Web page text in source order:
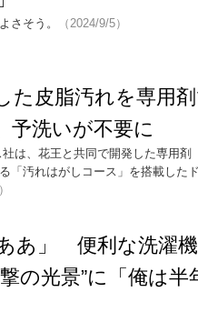
さそう。 （2024/9/5）
た皮脂汚れを専用
予洗いが不要に
は、花王と共同で開発した専用剤
「汚れはがしコース」を搭載した
ああ」 便利な洗濯
撃の光景”に「俺は